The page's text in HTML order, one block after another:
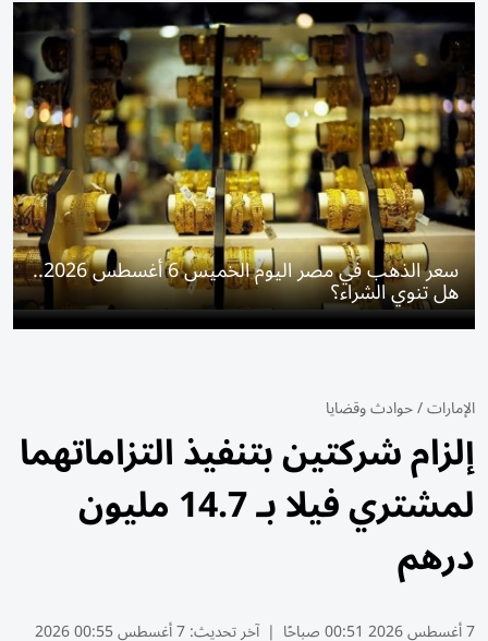
سعر الذهب في مصر اليوم الخميس 6 أغسطس 2026..
هل تنوي الشراء؟
الإمارات/حوادث وقضايا
إلزام شركتين بتنفيذ التزاماتهما
لمشتري فيلا بـ 14.7 مليون
درهم
7 أغسطس 2026 00:51 صباحًا | آخر تحديث:7 أغسطس 00:55 2026